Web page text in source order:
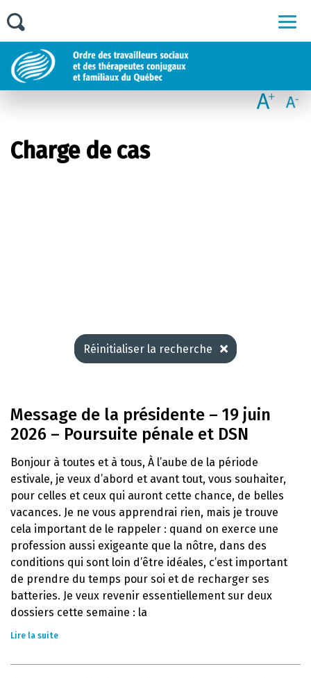
Charge de cas
Réinitialiser la recherche
Message de la présidente – 19 juin
2026 – Poursuite pénale et DSN
Bonjour à toutes et à tous, À l’aube de la période
estivale, je veux d’abord et avant tout, vous souhaiter,
pour celles et ceux qui auront cette chance, de belles
vacances. Je ne vous apprendrai rien, mais je trouve
cela important de le rappeler : quand on exerce une
profession aussi exigeante que la nôtre, dans des
conditions qui sont loin d’être idéales, c’est important
de prendre du temps pour soi et de recharger ses
batteries. Je veux revenir essentiellement sur deux
dossiers cette semaine : la
Lire la suite